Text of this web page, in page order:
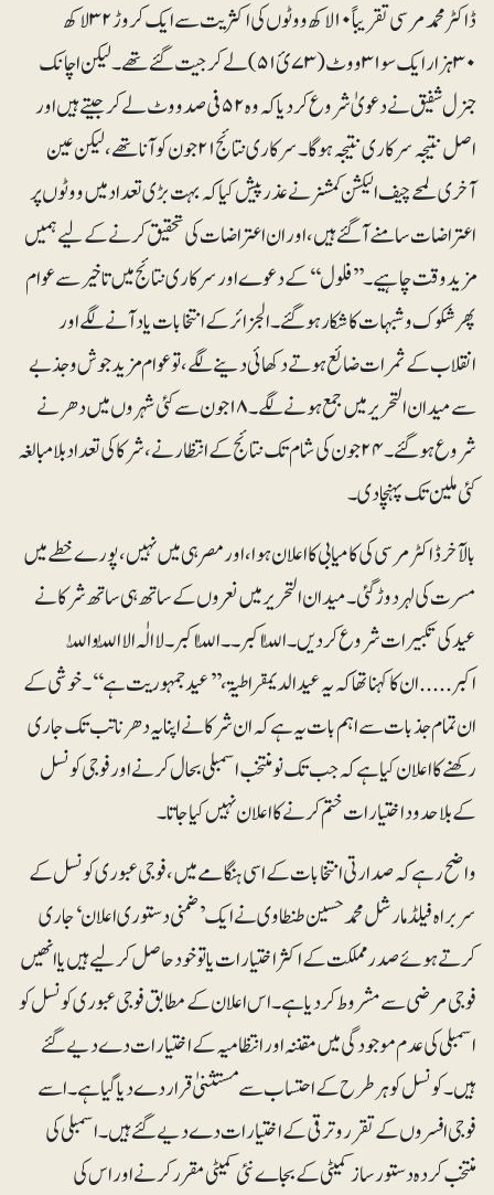
ڈاکٹرمحمد مرسی تقریباً ۱۰ لاکھ ووٹوں کی اکثریت سے ایک کروڑ ۳۲ لاکھ
۳۰ہزار ایک سو ۳۱ووٹ (۷۳ئ۵۱)لے کر جیت گئے تھے۔ لیکن اچانک
جنرل شفیق نے دعویٰ شروع کردیا کہ وہ ۵۲ فی صد ووٹ لے کر جیتے ہیں اور
اصل نتیجہ سرکاری نتیجہ ہو گا۔ سرکاری نتائج ۲۱ جون کو آنا تھے، لیکن عین
آخری لمحے چیف الیکشن کمشنرنے عذر پیش کیا کہ بہت بڑی تعداد میں ووٹوں پر
اعتراضات سامنے آگئے ہیں،اور ان اعتراضات کی تحقیق کرنے کے لیے ہمیں
مزید وقت چاہیے۔ ’’فلول‘‘ کے دعوے اور سرکاری نتائج میں تاخیر سے عوام
پھر شکوک و شبہات کا شکار ہوگئے۔ الجزائر کے انتخابات یاد آنے لگے اور
انقلاب کے ثمرات ضائع ہوتے دکھائی دینے لگے، تو عوام مزید جوش و جذبے
سے میدان التحریر میں جمع ہونے لگے۔ ۱۸ جون سے کئی شہروں میں دھرنے
شروع ہوگئے۔ ۲۴جون کی شام تک نتائج کے انتظار نے، شرکا کی تعداد بلامبالغہ
کئی ملین تک پہنچا دی۔
بالآخرڈاکٹر مرسی کی کامیابی کا اعلان ہوا،اور مصر ہی میں نہیں، پورے خطے میں
مسرت کی لہر دوڑ گئی ۔ میدان التحریر میں نعروں کے ساتھ ہی ساتھ شرکا نے
عید کی تکبیرات شروع کردیں۔ اللّٰہ اکبر ۔۔اللّٰہ اکبر۔ لا الٰہ الا اللّٰہ و اللّٰہ
اکبر..... ان کا کہنا تھا کہ یہ عید الدیمقراطیۃ ، ’’عید جمہوریت ہے‘‘۔خوشی کے
ان تمام جذبات سے اہم بات یہ ہے کہ ان شرکا نے اپنا یہ دھرنا تب تک جاری
رکھنے کا اعلان کیا ہے کہ جب تک نومنتخب اسمبلی بحال کرنے اور فوجی کونسل
کے بلاحدود اختیارات ختم کرنے کا اعلان نہیں کیا جاتا۔
واضح رہے کہ صدارتی انتخابات کے اسی ہنگامے میں، فوجی عبوری کونسل کے
سربراہ فیلڈمارشل محمد حسین طنطاوی نے ایک ’ضمنی دستوری اعلان‘ جاری
کرتے ہوئے صدر مملکت کے اکثر اختیارات یا تو خود حاصل کرلیے ہیں یا انھیں
فوجی مرضی سے مشروط کر دیا ہے۔اس اعلان کے مطابق فوجی عبوری کونسل کو
اسمبلی کی عدم موجودگی میں مقننہ اور انتظامیہ کے اختیارات دے دیے گئے
ہیں۔کونسل کو ہرطرح کے احتساب سے مستثنیٰ قرار دے دیا گیا ہے۔ اسے
فوجی افسروں کے تقرر و ترقی کے اختیارات دے دیے گئے ہیں۔اسمبلی کی
منتخب کردہ دستور ساز کمیٹی کے بجاے نئی کمیٹی مقرر کرنے اور اس کی